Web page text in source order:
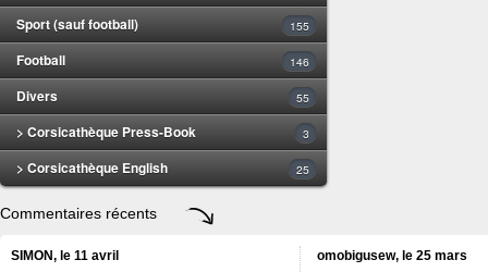
Sport (sauf football) 155
Football 146
Divers 55
> Corsicathèque Press-Book 3
> Corsicathèque English 25
Commentaires récents
SIMON, le 11 avril
omobigusew, le 25 mars